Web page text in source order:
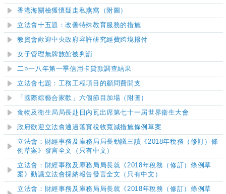
香港海關檢獲懷疑走私燕窩（附圖）
立法會十五題：改善特殊教育服務的措施
教資會歡迎中央政府容許研究經費跨境撥付
女子管理無牌旅館被判罰
二○一八年第一季信用卡貸款調查結果
立法會七題：工務工程項目的顧問費開支
「國際綜藝合家歡」六個節目加場（附圖）
食物及衞生局局長赴日內瓦出席第七十一屆世界衞生大會
政府歡迎立法會通過落實稅收寬減措施條例草案
立法會：財經事務及庫務局局長動議三讀《2018年稅務（修訂）條
例草案》發言全文（只有中文）
立法會：財經事務及庫務局局長就《2018年稅務（修訂）條例草
案》動議立法會採納報告發言全文（只有中文）
立法會：財經事務及庫務局局長就《2018年稅務（修訂）條例草